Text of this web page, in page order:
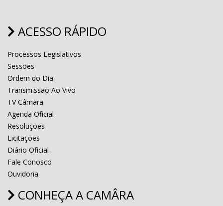
ACESSO RÁPIDO
Processos Legislativos
Sessões
Ordem do Dia
Transmissão Ao Vivo
TV Câmara
Agenda Oficial
Resoluções
Licitações
Diário Oficial
Fale Conosco
Ouvidoria
CONHEÇA A CAMÂRA